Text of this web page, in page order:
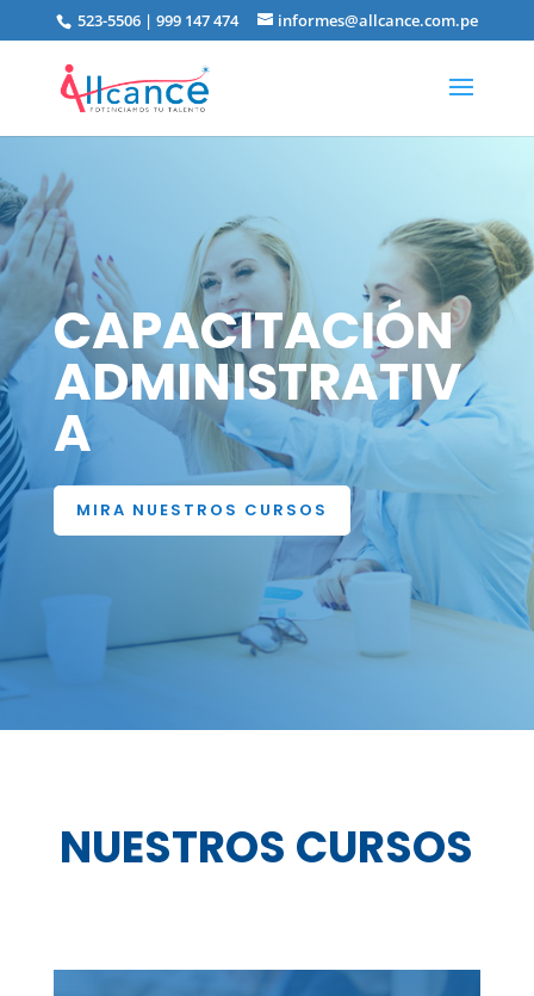
523-5506 | 999 147 474 informes@allcance.com.pe
CAPACITACIÓN
ADMINISTRATIV
A
MIRA NUESTROS CURSOS
NUESTROS CURSOS